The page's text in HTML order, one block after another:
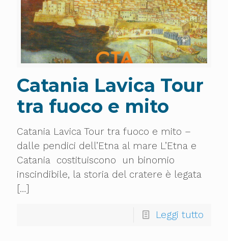
Catania Lavica Tour
tra fuoco e mito
Catania Lavica Tour tra fuoco e mito –
dalle pendici dell’Etna al mare L’Etna e
Catania costituiscono un binomio
inscindibile, la storia del cratere è legata
[…]
Leggi tutto